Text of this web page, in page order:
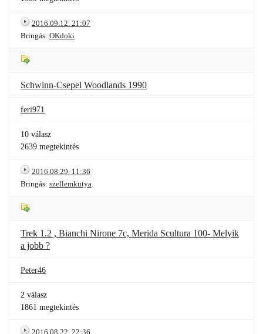
2016.09.12. 21:07
Bringás: OKdoki
Schwinn-Csepel Woodlands 1990
feri971
10 válasz
2639 megtekintés
2016.08.29. 11:36
Bringás: szellemkutya
Trek 1.2 , Bianchi Nirone 7c, Merida Scultura 100- Melyik
a jobb ?
Peter46
2 válasz
1861 megtekintés
2016.08.22. 22:36